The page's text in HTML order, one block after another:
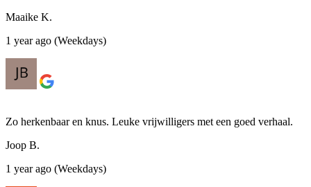
Maaike K.
1 year ago (Weekdays)
Zo herkenbaar en knus. Leuke vrijwilligers met een goed verhaal.
Joop B.
1 year ago (Weekdays)